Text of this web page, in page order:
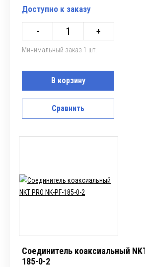
Доступно к заказу
- +
Минимальный заказ 1 шт.
В корзину
Сравнить
Соединитель коаксиальный
185-0-2